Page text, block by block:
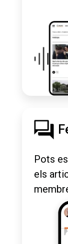
Pots
els